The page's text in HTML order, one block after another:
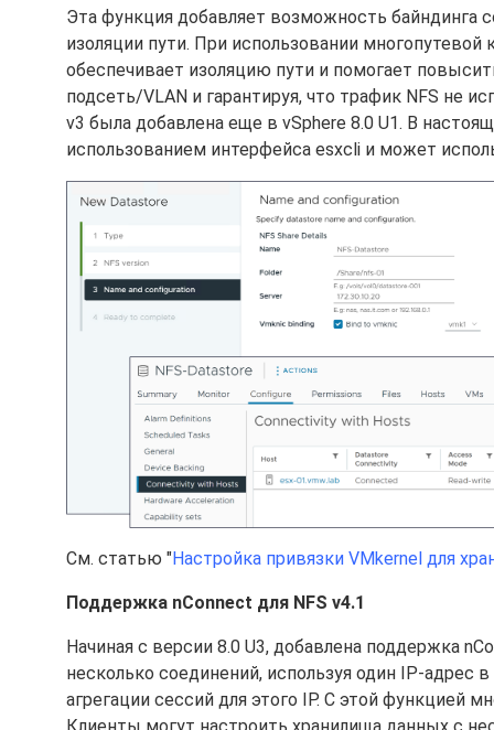
Эта функция добавляет возможность байндинга
изоляции пути. При использовании
обеспечивает изоляцию пути и помогает
подсеть/VLAN и гарантируя, что трафик NFS не
v3 была добавлена еще в vSphere 8.0 U1. В
использованием интерфейса esxcli и может
См. статью "Настройка привязки VMkernel для
Поддержка nConnect для NFS v4.1
Начиная с версии 8.0 U3, добавлена поддержка
несколько соединений, используя один IP-адрес
агрегации сессий для этого IP. С этой функцией
Клиенты могут настроить хранилища данных с